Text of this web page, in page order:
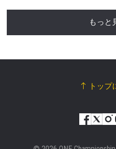
もっと
トップ